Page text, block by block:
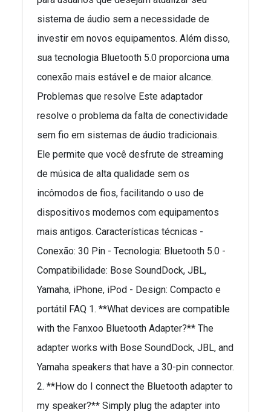
sistema de áudio sem a necessidade de
investir em novos equipamentos. Além disso,
sua tecnologia Bluetooth 5.0 proporciona uma
conexão mais estável e de maior alcance.
Problemas que resolve Este adaptador
resolve o problema da falta de conectividade
sem fio em sistemas de áudio tradicionais.
Ele permite que você desfrute de streaming
de música de alta qualidade sem os
incômodos de fios, facilitando o uso de
dispositivos modernos com equipamentos
mais antigos. Características técnicas -
Conexão: 30 Pin - Tecnologia: Bluetooth 5.0 -
Compatibilidade: Bose SoundDock, JBL,
Yamaha, iPhone, iPod - Design: Compacto e
portátil FAQ 1. **What devices are compatible
with the Fanxoo Bluetooth Adapter?** The
adapter works with Bose SoundDock, JBL, and
Yamaha speakers that have a 30-pin connector.
2. **How do I connect the Bluetooth adapter to
my speaker?** Simply plug the adapter into